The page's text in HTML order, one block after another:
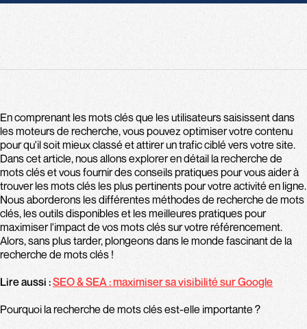
Body
En comprenant les mots clés que les utilisateurs saisissent dans
les moteurs de recherche, vous pouvez optimiser votre contenu
pour qu'il soit mieux classé et attirer un trafic ciblé vers votre site.
Dans cet article, nous allons explorer en détail la recherche de
mots clés et vous fournir des conseils pratiques pour vous aider à
trouver les mots clés les plus pertinents pour votre activité en ligne.
Nous aborderons les différentes méthodes de recherche de mots
clés, les outils disponibles et les meilleures pratiques pour
maximiser l'impact de vos mots clés sur votre référencement.
Alors, sans plus tarder, plongeons dans le monde fascinant de la
recherche de mots clés !
Lire aussi :SEO & SEA : maximiser sa visibilité sur Google
Pourquoi la recherche de mots clés est-elle importante ?